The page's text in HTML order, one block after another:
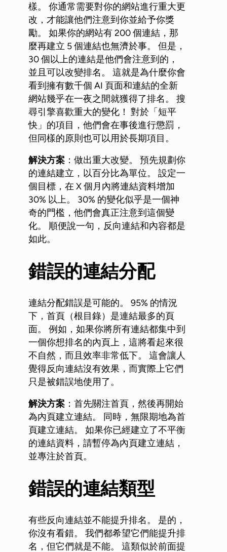
樣。 你通常需要對你的網站進行重大更
改，才能讓他們注意到你並給予你獎
勵。 如果你的網站有 200 個連結，那
麼再建立 5 個連結也無濟於事。 但是，
30 個以上的連結是他們會注意到的，
並且可以改變排名。 這就是為什麼你會
看到擁有數千個 AI 頁面和連結的全新
網站幾乎在一夜之間就獲得了排名。 搜
尋引擎喜歡重大的變化！ 對於「短平
快」的項目，他們會在事後進行懲罰，
但同樣的原則也可以用於長期項目。
解決方案 ：做出重大改變。 預先規劃你
的連結建立，以百分比為單位。 設定一
個目標，在 X 個月內將連結資料增加
30% 以上。 30% 的變化似乎是一個神
奇的門檻，他們會真正注意到這個變
化。 順便說一句，反向連結和內容都是
如此。
錯誤的連結分配
連結分配錯誤是可能的。 95% 的情況
下，首頁（根目錄）是連結最多的頁
面。 例如，如果你將所有連結都集中到
一個你想排名的內頁上，這將看起來很
不自然，而且效率非常低下。 這會讓人
覺得反向連結沒有效果，而實際上它們
只是被錯誤地使用了。
解決方案 ：首先關注首頁，然後再開始
為內頁建立連結。 同時，無限期地為首
頁建立連結。 如果你已經建立了不平衡
的連結資料，請暫停為內頁建立連結，
並專注於首頁。
錯誤的連結類型
有些反向連結並不能提升排名。 是的，
你沒有看錯。 我們都希望它們能提升排
名，但它們就是不能。 這類似於前面提